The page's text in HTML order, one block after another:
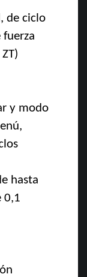
de ciclo
y modo
hasta
0,1